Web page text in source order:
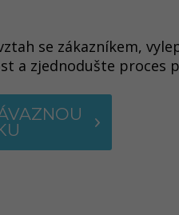
se zákazníkem,
a zjednodušte proces